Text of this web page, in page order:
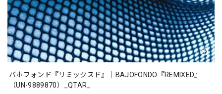
バホフォンド『リミックスド』｜BAJOFONDO『REMIXED』
（UN-9889870）_QTAR_